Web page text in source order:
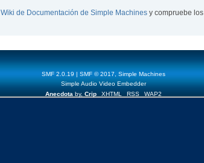
Wiki de Documentación de Simple Machinesy compruebe los
SMF 2.0.19 | SMF © 2017
Simple Machines
Simple Audio Video Embedder
Anecdota by, Crip XHTML RSS WAP2